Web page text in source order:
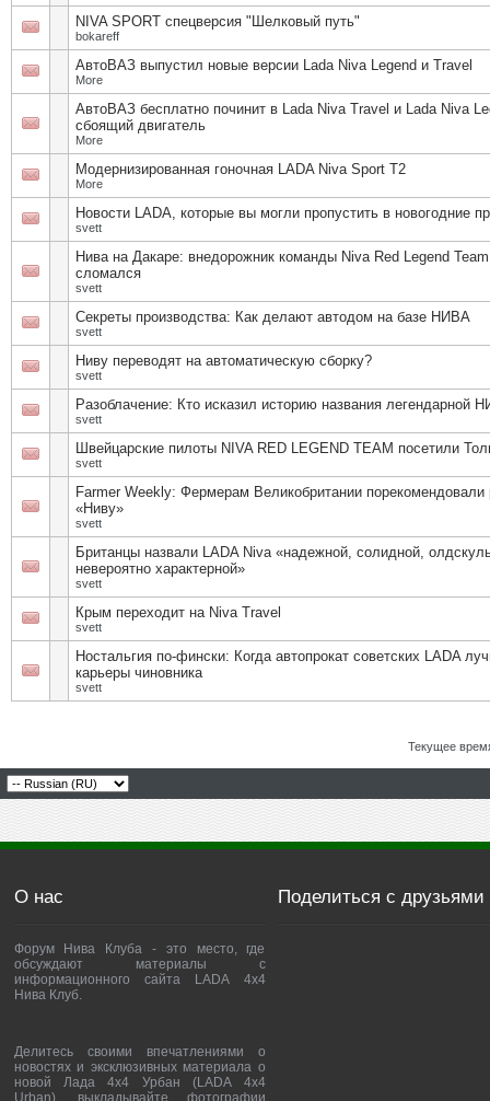
NIVA SPORT спецверсия "Шелковый путь"
bokareff
АвтоВАЗ выпустил новые версии Lada Niva Legend и Travel
More
АвтоВАЗ бесплатно починит в Lada Niva Travel и Lada Niva
сбоящий двигатель
More
Модернизированная гоночная LADA Niva Sport T2
More
Новости LADA, которые вы могли пропустить в новогодние
svett
Нива на Дакаре: внедорожник команды Niva Red Legend Team
сломался
svett
Секреты производства: Как делают автодом на базе НИВА
svett
Ниву переводят на автоматическую сборку?
svett
Разоблачение: Кто исказил историю названия легендарной
svett
Швейцарские пилоты NIVA RED LEGEND TEAM посетили
svett
Farmer Weekly: Фермерам Великобритании порекомендовали
«Ниву»
svett
Британцы назвали LADA Niva «надежной, солидной,
невероятно характерной»
svett
Крым переходит на Niva Travel
svett
Ностальгия по-фински: Когда автопрокат советских LADA
карьеры чиновника
svett
Текущее
О нас
Форум Нива Клуба - это место, где
обсуждают материалы с
информационного сайта LADA 4x4
Нива Клуб.
Делитесь своими впечатлениями о
новостях и эксклюзивных материала о
новой Лада 4х4 Урбан (LADA 4x4
Urban), выкладывайте фотографии
Поделиться с друзьями